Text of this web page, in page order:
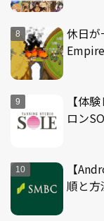
休日
【体
ロン
【
順と方